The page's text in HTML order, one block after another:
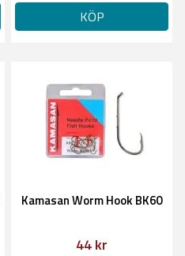
KÖP
Kamasan Worm Hook BK60
44 kr